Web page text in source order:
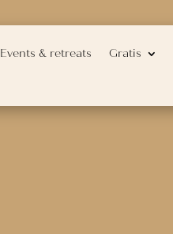
Events & retreats
Gratis